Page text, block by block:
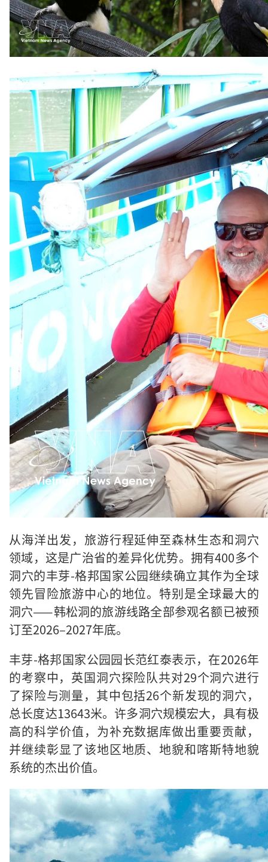
从海洋出发，旅游行程延伸至森林生态和洞穴
领域，这是广治省的差异化优势。拥有400多个
洞穴的丰芽-格邦国家公园继续确立其作为全球
领先冒险旅游中心的地位。特别是全球最大的
洞穴——韩松洞的旅游线路全部参观名额已被预
订至2026–2027年底。
丰芽-格邦国家公园园长范红泰表示，在2026年
的考察中，英国洞穴探险队共对29个洞穴进行
了探险与测量，其中包括26个新发现的洞穴，
总长度达13643米。许多洞穴规模宏大，具有极
高的科学价值，为补充数据库做出重要贡献，
并继续彰显了该地区地质、地貌和喀斯特地貌
系统的杰出价值。